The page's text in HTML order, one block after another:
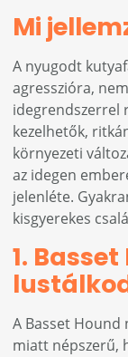
Mi
A nyugodt
agresszióra,
idegrendszerrel
kezelhetők,
környezeti
az idegen
jelenléte.
kisgyerekes
1.
A Basset Hound
miatt népszerű,